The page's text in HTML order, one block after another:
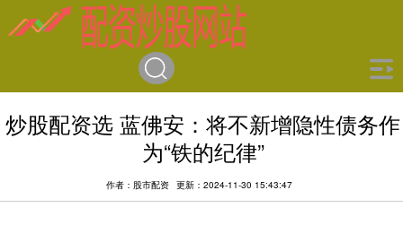
炒股配资选 蓝佛安：将不新增隐性债务作
为“铁的纪律”
作者：股市配资 更新：2024-11-30 15:43:47